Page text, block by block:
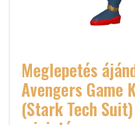
Meglepetés
Avengers Game
(Stark Tech